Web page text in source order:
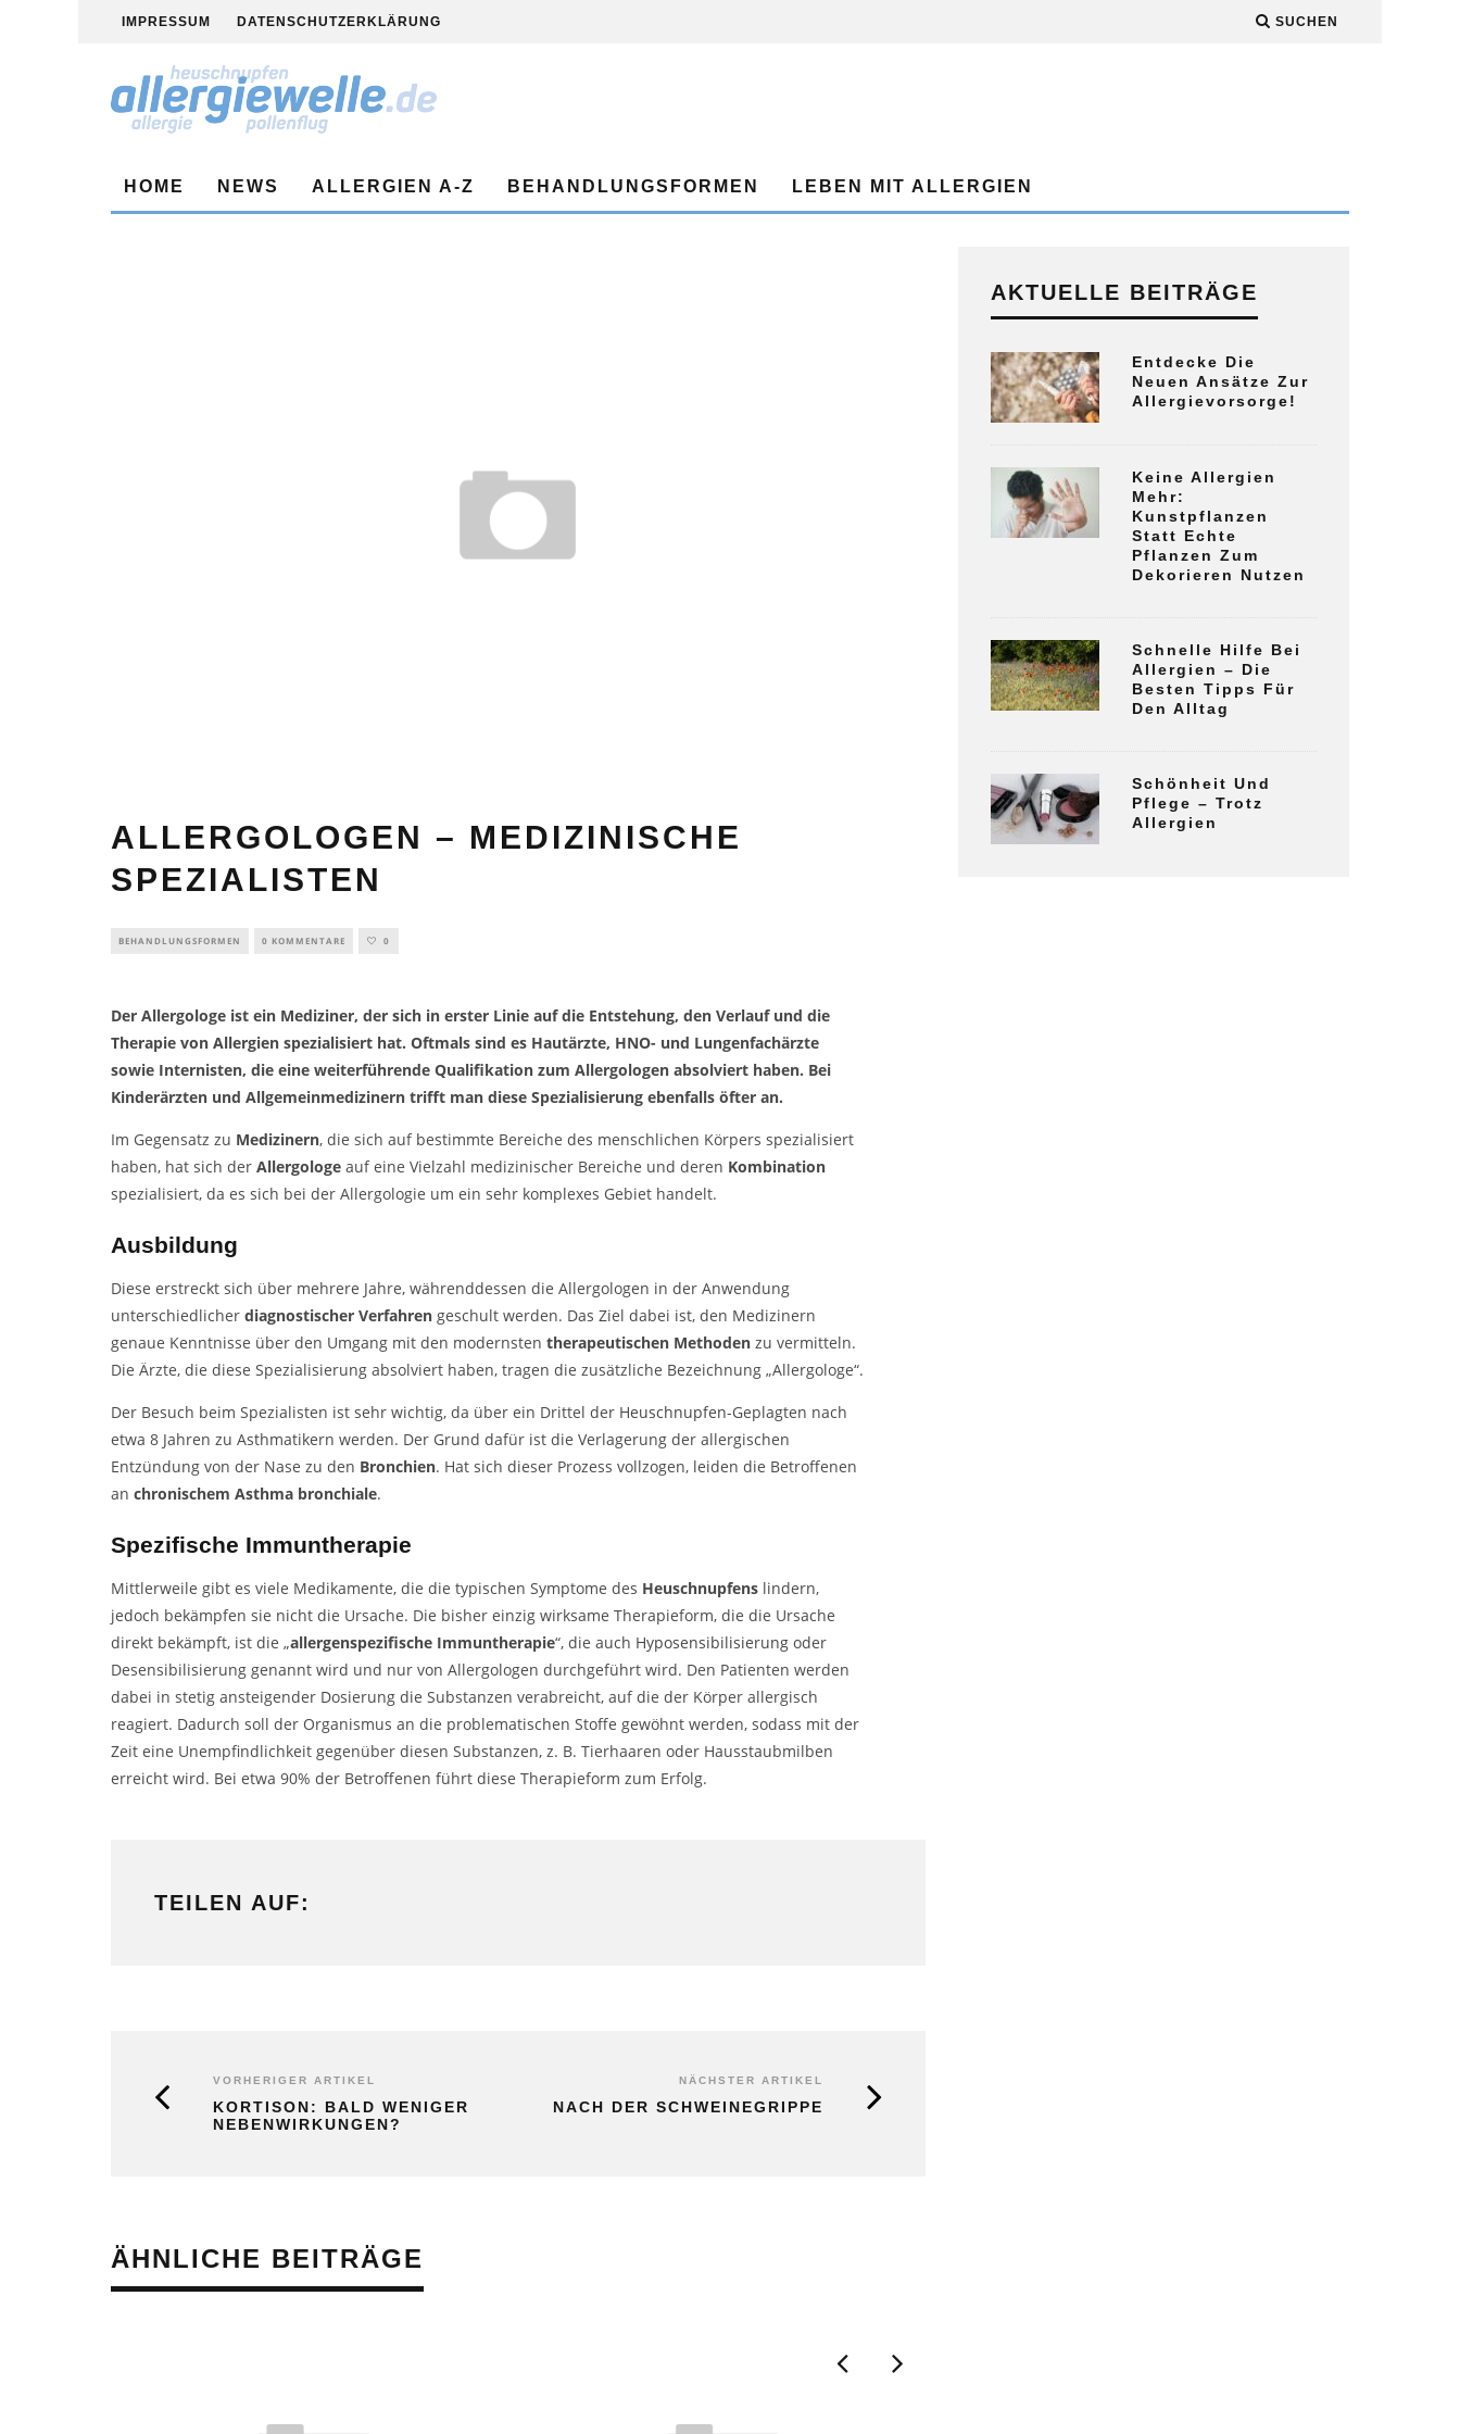
IMPRESSUM DATENSCHUTZERKLÄRUNG SUCHEN
HOME NEWS ALLERGIEN A-Z BEHANDLUNGSFORMEN LEBEN MIT ALLERGIEN
ALLERGOLOGEN – MEDIZINISCHE
SPEZIALISTEN
BEHANDLUNGSFORMEN 0 KOMMENTARE 0
Der Allergologe ist ein Mediziner, der sich in erster Linie auf die Entstehung, den Verlauf und die
Therapie von Allergien spezialisiert hat. Oftmals sind es Hautärzte, HNO- und Lungenfachärzte
sowie Internisten, die eine weiterführende Qualifikation zum Allergologen absolviert haben. Bei
Kinderärzten und Allgemeinmedizinern trifft man diese Spezialisierung ebenfalls öfter an.
Im Gegensatz zu Medizinern, die sich auf bestimmte Bereiche des menschlichen Körpers spezialisiert
haben, hat sich der Allergologe auf eine Vielzahl medizinischer Bereiche und deren Kombination
spezialisiert, da es sich bei der Allergologie um ein sehr komplexes Gebiet handelt.
Ausbildung
Diese erstreckt sich über mehrere Jahre, währenddessen die Allergologen in der Anwendung
unterschiedlicher diagnostischer Verfahren geschult werden. Das Ziel dabei ist, den Medizinern
genaue Kenntnisse über den Umgang mit den modernsten therapeutischen Methoden zu vermitteln.
Die Ärzte, die diese Spezialisierung absolviert haben, tragen die zusätzliche Bezeichnung „Allergologe“.
Der Besuch beim Spezialisten ist sehr wichtig, da über ein Drittel der Heuschnupfen-Geplagten nach
etwa 8 Jahren zu Asthmatikern werden. Der Grund dafür ist die Verlagerung der allergischen
Entzündung von der Nase zu den Bronchien. Hat sich dieser Prozess vollzogen, leiden die Betroffenen
an chronischem Asthma bronchiale.
Spezifische Immuntherapie
Mittlerweile gibt es viele Medikamente, die die typischen Symptome des Heuschnupfens lindern,
jedoch bekämpfen sie nicht die Ursache. Die bisher einzig wirksame Therapieform, die die Ursache
direkt bekämpft, ist die „allergenspezifische Immuntherapie“, die auch Hyposensibilisierung oder
Desensibilisierung genannt wird und nur von Allergologen durchgeführt wird. Den Patienten werden
dabei in stetig ansteigender Dosierung die Substanzen verabreicht, auf die der Körper allergisch
reagiert. Dadurch soll der Organismus an die problematischen Stoffe gewöhnt werden, sodass mit der
Zeit eine Unempfindlichkeit gegenüber diesen Substanzen, z. B. Tierhaaren oder Hausstaubmilben
erreicht wird. Bei etwa 90% der Betroffenen führt diese Therapieform zum Erfolg.
TEILEN AUF:
VORHERIGER ARTIKEL
KORTISON: BALD WENIGER
NEBENWIRKUNGEN?
NÄCHSTER ARTIKEL
NACH DER SCHWEINEGRIPPE
ÄHNLICHE BEITRÄGE
AKTUELLE BEITRÄGE
Entdecke Die
Neuen Ansätze Zur
Allergievorsorge!
Keine Allergien
Mehr:
Kunstpflanzen
Statt Echte
Pflanzen Zum
Dekorieren Nutzen
Schnelle Hilfe Bei
Allergien – Die
Besten Tipps Für
Den Alltag
Schönheit Und
Pflege – Trotz
Allergien